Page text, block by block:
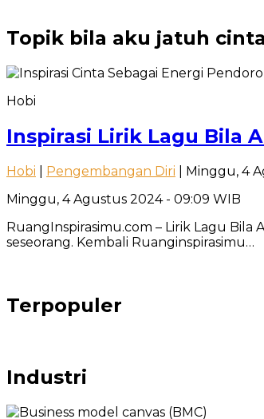
Topik bila aku jatuh cinta
Hobi
Inspirasi Lirik Lagu Bila
Hobi Pengembangan Diri | Minggu, 4
Minggu, 4 Agustus 2024 - 09:09 WIB
RuangInspirasimu.com – Lirik Lagu
seseorang. Kembali Ruanginspirasimu…
Terpopuler
Industri